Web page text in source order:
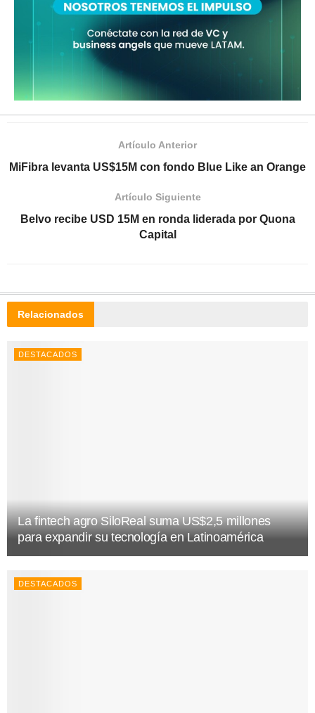
Artículo Anterior
MiFibra levanta US$15M con fondo Blue Like an Orange
Artículo Siguiente
Belvo recibe USD 15M en ronda liderada por Quona
Capital
Relacionados
DESTACADOS
La fintech agro SiloReal suma US$2,5 millones
para expandir su tecnología en Latinoamérica
DESTACADOS